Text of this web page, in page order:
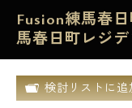
Fusion練馬春
馬春日町レジ
検討リストに追